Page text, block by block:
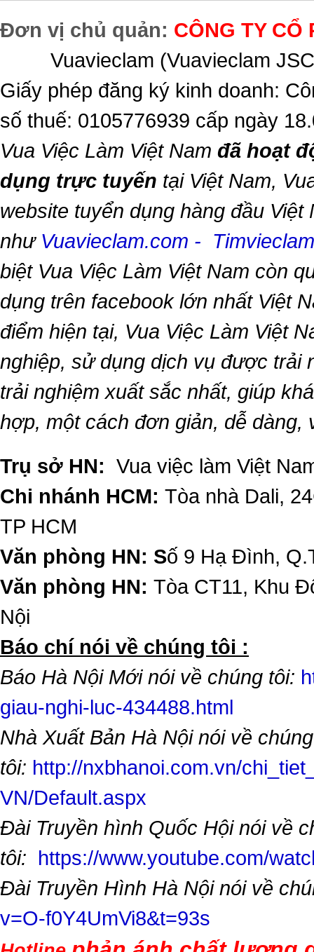
Đơn vị chủ quản: CÔNG TY CỔ
Vuavieclam (Vuavieclam
Giấy phép đăng ký kinh doanh:
số thuế: 0105776939 cấp ngày
Vua Việc Làm Việt Nam đã hoạt
dụng trực tuyến tại Việt Nam,
website tuyển dụng hàng đầu Việt
như Vuavieclam.com -
biệt Vua Việc Làm Việt Nam còn
dụng trên facebook lớn nhất Việt
điểm hiện tại, Vua Việc Làm Việt
nghiệp, sử dụng dịch vụ được trải
trải nghiệm xuất sắc nhất, giúp
hợp, một cách đơn giản, dễ dàng,
Trụ sở HN: Vua việc làm Việt
Chi nhánh HCM: Tòa nhà Dali,
TP HCM
Văn phòng HN: Số 9 Hạ Đình,
Văn phòng HN: Tòa CT11, Khu
Nội
​Báo chí nói về chúng tôi :
Báo Hà Nội Mới nói về chúng tôi:
giau-nghi-luc-434488.html
Nhà Xuất Bản Hà Nội nói về chúng
tôi: http://nxbhanoi.com.vn/
VN/Default.aspx
Đài Truyền hình Quốc Hội nói về
tôi: https://www.youtube.com/
Đài Truyền Hình Hà Nội nói về
v=O-f0Y4UmVi8&t=93s